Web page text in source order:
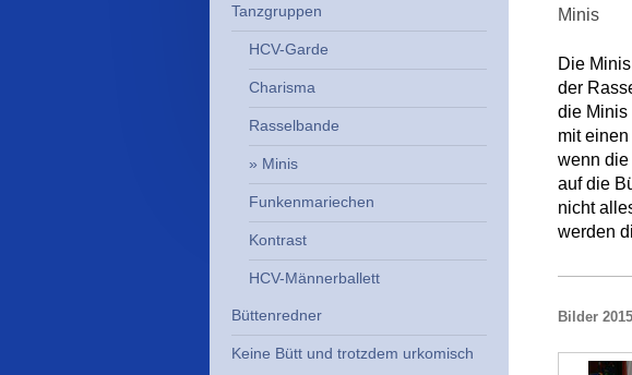
Minis
Die
der
die Minis
mit
wenn
auf die
nicht
werden
Bilder 2015
Tanzgruppen
HCV-Garde
Charisma
Rasselbande
Minis
Funkenmariechen
Kontrast
HCV-Männerballett
Büttenredner
Keine Bütt und trotzdem urkomisch